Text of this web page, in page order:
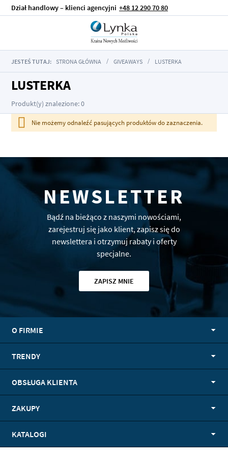
Dział handlowy – klienci agencyjni +48 12 290 70 80
JESTEŚ TUTAJ: STRONA GŁÓWNA GIVEAWAYS LUSTERKA
LUSTERKA
Produkt(y) znalezione: 0
Nie możemy odnaleźć pasujących produktów do zaznaczenia.
NEWSLETTER
Bądź na bieżąco z naszymi nowościami,
zarejestruj się jako klient, zapisz się do
newslettera i otrzymuj rabaty i oferty
specjalne.
ZAPISZ MNIE
O FIRMIE
TRENDY
OBSŁUGA KLIENTA
ZAKUPY
KATALOGI